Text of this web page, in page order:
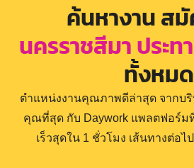
ค้นหางาน ส
นครราชสีมา ประท
ทั้งหมด
ตำแหน่งงานคุณภาพดีล่าสุด จากบ
คุณที่สุด กับ Daywork แพลตฟอร์ม
เร็วสุดใน 1 ชั่วโมง เส้นทางต่อ